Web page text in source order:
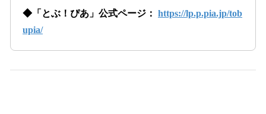
◆「とぶ！ぴあ」公式ページ： https://lp.p.pia.jp/tob
upia/